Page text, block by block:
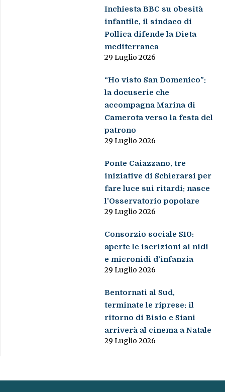
Inchiesta BBC su obesità
infantile, il sindaco di
Pollica difende la Dieta
mediterranea
29 Luglio 2026
“Ho visto San Domenico”:
la docuserie che
accompagna Marina di
Camerota verso la festa del
patrono
29 Luglio 2026
Ponte Caiazzano, tre
iniziative di Schierarsi per
fare luce sui ritardi: nasce
l’Osservatorio popolare
29 Luglio 2026
Consorzio sociale S10:
aperte le iscrizioni ai nidi
e micronidi d’infanzia
29 Luglio 2026
Bentornati al Sud,
terminate le riprese: il
ritorno di Bisio e Siani
arriverà al cinema a Natale
29 Luglio 2026